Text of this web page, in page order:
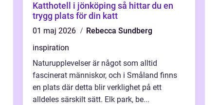
Katthotell i jönköping så hittar du en
trygg plats för din katt
01 maj 2026
Rebecca Sundberg
inspiration
Naturupplevelser är något som alltid
fascinerat människor, och i Småland finns
en plats där detta blir verklighet på ett
alldeles särskilt sätt. Elk park, be...